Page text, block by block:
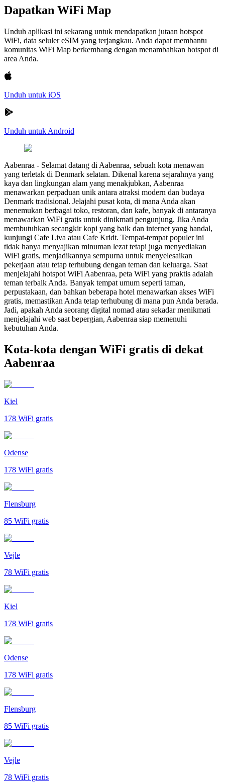
Dapatkan WiFi Map
Unduh aplikasi ini sekarang untuk mendapatkan jutaan hotspot
WiFi, data seluler eSIM yang terjangkau. Anda dapat membantu
komunitas WiFi Map berkembang dengan menambahkan hotspot di
area Anda.
Unduh untuk iOS
Unduh untuk Android
Aabenraa - Selamat datang di Aabenraa, sebuah kota menawan
yang terletak di Denmark selatan. Dikenal karena sejarahnya yang
kaya dan lingkungan alam yang menakjubkan, Aabenraa
menawarkan perpaduan unik antara atraksi modern dan budaya
Denmark tradisional. Jelajahi pusat kota, di mana Anda akan
menemukan berbagai toko, restoran, dan kafe, banyak di antaranya
menawarkan WiFi gratis untuk dinikmati pengunjung. Jika Anda
membutuhkan secangkir kopi yang baik dan internet yang handal,
kunjungi Cafe Liva atau Cafe Kridt. Tempat-tempat populer ini
tidak hanya menyajikan minuman lezat tetapi juga menyediakan
WiFi gratis, menjadikannya sempurna untuk menyelesaikan
pekerjaan atau tetap terhubung dengan teman dan keluarga. Saat
menjelajahi hotspot WiFi Aabenraa, peta WiFi yang praktis adalah
teman terbaik Anda. Banyak tempat umum seperti taman,
perpustakaan, dan bahkan beberapa hotel menawarkan akses WiFi
gratis, memastikan Anda tetap terhubung di mana pun Anda berada.
Jadi, apakah Anda seorang digital nomad atau sekadar menikmati
menjelajahi web saat bepergian, Aabenraa siap memenuhi
kebutuhan Anda.
Kota-kota dengan WiFi gratis di dekat
Aabenraa
Kiel
178 WiFi gratis
Odense
178 WiFi gratis
Flensburg
85 WiFi gratis
Vejle
78 WiFi gratis
Kiel
178 WiFi gratis
Odense
178 WiFi gratis
Flensburg
85 WiFi gratis
Vejle
78 WiFi gratis